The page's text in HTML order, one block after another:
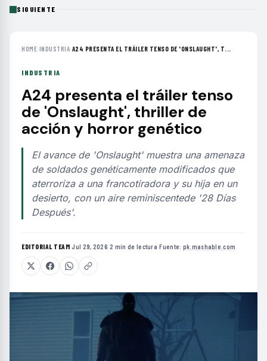
SIGUIENTE
HOME›INDUSTRIA›A24 PRESENTA EL TRÁILER TENSO DE 'ONSLAUGHT', T...
INDUSTRIA
A24 presenta el tráiler tenso
de 'Onslaught', thriller de
acción y horror genético
El avance de 'Onslaught' muestra una amenaza
de soldados genéticamente modificados que
aterroriza a una francotiradora y su hija en un
desierto, con un aire reminiscentede '28 Días
Después'.
EDITORIAL TEAM·Jul 29, 2026·2 min de lectura·Fuente: pk.mashable.com